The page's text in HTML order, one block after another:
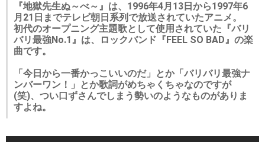
『地獄先生ぬ～べ～』は、1996年4月13日から1997年6
月21日までテレビ朝日系列で放送されていたアニメ。
初代のオープニング主題歌として使用されていた『バリ
バリ最強No.1』は、ロックバンド『FEEL SO BAD』の楽
曲です。
「今日から一番かっこいいのだ」とか「バリバリ最強ナ
ンバーワン！」とか歌詞がめちゃくちゃなのですが
(笑)、つい口ずさんでしまう勢いのようなものがありま
すよね。